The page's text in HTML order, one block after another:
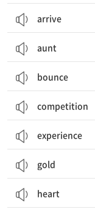
arrive
aunt
bounce
competition
experience
gold
heart